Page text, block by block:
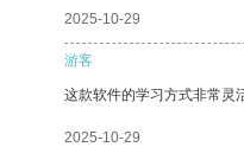
2025-10-29
游客
这款软件的学习方式非常灵
2025-10-29